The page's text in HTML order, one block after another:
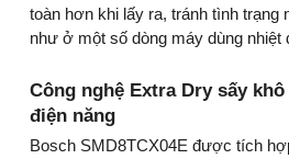
toàn hơn khi lấy ra, tránh tình trạng
như ở một số dòng máy dùng nhiệt
Công nghệ Extra Dry sấy
điện năng
Bosch SMD8TCX04E được tích